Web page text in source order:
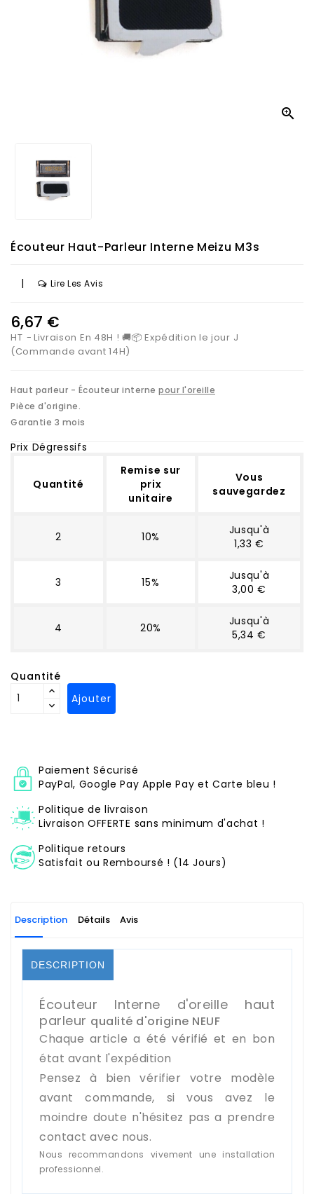

Écouteur Haut-Parleur Interne Meizu M3s
| Lire Les Avis
6,67 €
HT
Livraison En 48H ! 🚚📦 Expédition le jour J
(Commande avant 14H)
Haut parleur - Écouteur interne pour l'oreille
Pièce d'origine.
Garantie 3 mois
Prix Dégressifs
Quantité
Remise sur
prix
unitaire
Vous
sauvegardez
2 10%
Jusqu'à
1,33 €
3 15%
Jusqu'à
3,00 €
4 20%
Jusqu'à
5,34 €
Quantité
Ajouter
Paiement Sécurisé
PayPal, Google Pay Apple Pay et Carte bleu !
Politique de livraison
Livraison OFFERTE sans minimum d'achat !
Politique retours
Satisfait ou Remboursé ! (14 Jours)
Description Détails Avis
DESCRIPTION
Écouteur Interne d'oreille haut
parleur qualité d'origine NEUF
Chaque article a été vérifié et en bon
état avant l'expédition
Pensez à bien vérifier votre modèle
avant commande, si vous avez le
moindre doute n'hésitez pas a prendre
contact avec nous.
Nous recommandons vivement une installation
professionnel.